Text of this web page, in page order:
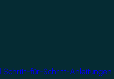
für-Schritt-